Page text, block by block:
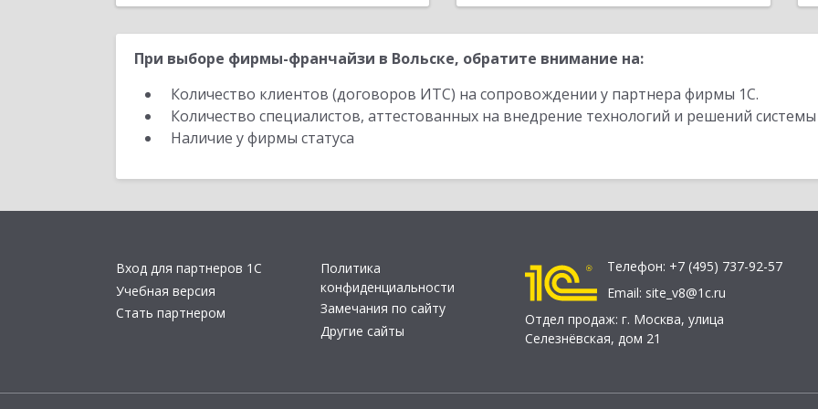
При выборе фирмы-франчайзи в Вольске, обратите внимание на:
Количество клиентов (договоров ИТС) на сопровождении у партнера фирмы 1С.
Количество специалистов, аттестованных на внедрение технологий и решений
Наличие у фирмы статуса
Вход для партнеров 1С
Учебная версия
Стать партнером
Политика
конфиденциальности
Замечания по сайту
Другие сайты
Телефон: +7 (495) 737-92-57
Email: site_v8@1c.ru
Отдел продаж: г. Москва, улица
Селезнёвская, дом 21